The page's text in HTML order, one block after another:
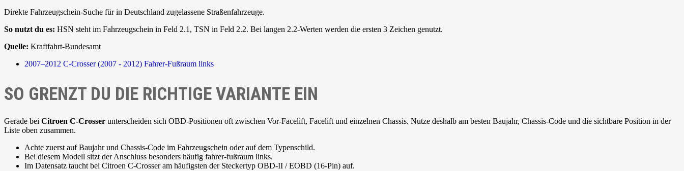
Direkte Fahrzeugschein-Suche für in Deutschland zugelassene Straßenfahrzeuge.
So nutzt du es: HSN steht im Fahrzeugschein in Feld 2.1, TSN in Feld 2.2. Bei langen 2.2-Werten werden die ersten 3 Zeichen genutzt.
Quelle: Kraftfahrt-Bundesamt
2007–2012 C-Crosser (2007 - 2012) Fahrer-Fußraum links
SO GRENZT DU DIE RICHTIGE VARIANTE EIN
Gerade bei Citroen C-Crosser unterscheiden sich OBD-Positionen oft zwischen Vor-Facelift, Facelift und einzelnen Chassis. Nutze deshalb am besten Baujahr, Chassis-Code und die sichtbare Position in der
Liste oben zusammen.
Achte zuerst auf Baujahr und Chassis-Code im Fahrzeugschein oder auf dem Typenschild.
Bei diesem Modell sitzt der Anschluss besonders häufig fahrer-fußraum links.
Im Datensatz taucht bei Citroen C-Crosser am häufigsten der Steckertyp OBD-II / EOBD (16-Pin) auf.